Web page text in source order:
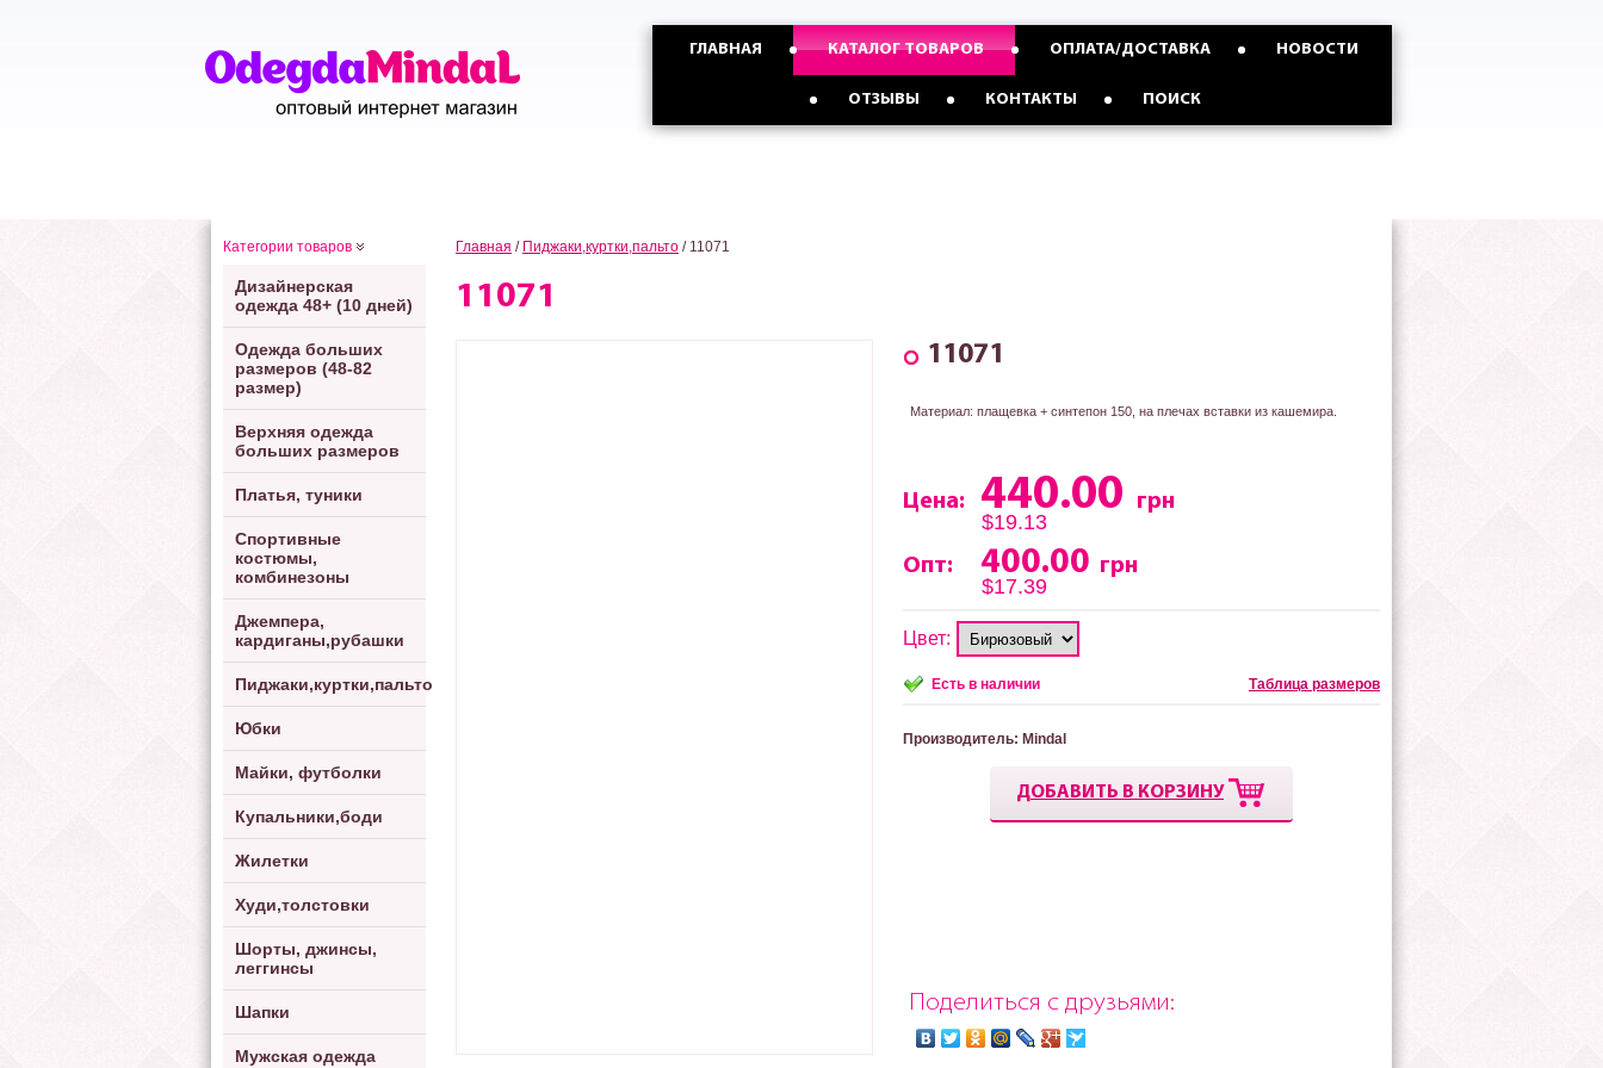
МЫ РАБОТАЕМ
Опт с Россией,Казахстаном и
Опт с Украиной от
ГЛАВНАЯ КАТАЛОГ ТОВАРОВ ОПЛАТА/ДОСТАВКА НОВОСТИ
ОТЗЫВЫ КОНТАКТЫ ПОИСК
Категории товаров
Дизайнерская
одежда 48+ (10 дней)
Одежда больших
размеров (48-82
размер)
Верхняя одежда
больших размеров
Платья, туники
Спортивные
костюмы,
комбинезоны
Джемпера,
кардиганы,рубашки
Пиджаки,куртки,пальто
Юбки
Майки, футболки
Купальники,боди
Жилетки
Худи,толстовки
Шорты, джинсы,
леггинсы
Шапки
Мужская одежда
Главная / Пиджаки,куртки,пальто / 11071
11071
11071
Материал: плащевка + синтепон 150, на плечах вставки из кашемира.
Цена: 440.00
грн
$19.13
Опт:
400.00 грн
$17.39
Цвет:
Есть в наличии Таблица размеров
Производитель: Mindal
ДОБАВИТЬ В КОРЗИНУ
Поделиться с друзьями: